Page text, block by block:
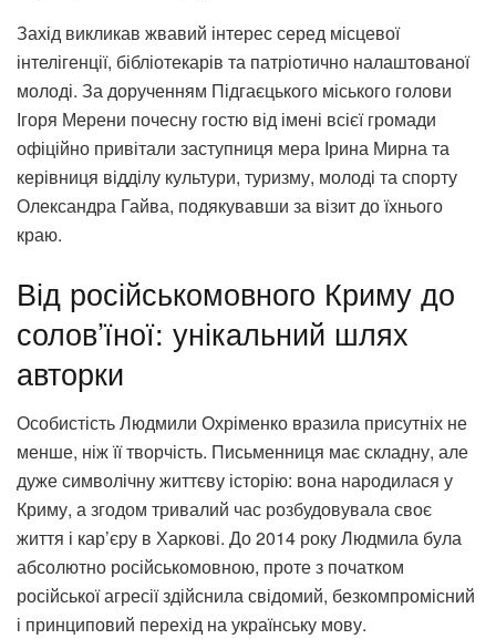
Захід викликав жвавий інтерес серед місцевої
інтелігенції, бібліотекарів та патріотично налаштованої
молоді. За дорученням Підгаєцького міського голови
Ігоря Мерени почесну гостю від імені всієї громади
офіційно привітали заступниця мера Ірина Мирна та
керівниця відділу культури, туризму, молоді та спорту
Олександра Гайва, подякувавши за візит до їхнього
краю.
Від російськомовного Криму до
солов’їної: унікальний шлях
авторки
Особистість Людмили Охріменко вразила присутніх не
менше, ніж її творчість. Письменниця має складну, але
дуже символічну життєву історію: вона народилася у
Криму, а згодом тривалий час розбудовувала своє
життя і кар’єру в Харкові. До 2014 року Людмила була
абсолютно російськомовною, проте з початком
російської агресії здійснила свідомий, безкомпромісний
і принциповий перехід на українську мову.